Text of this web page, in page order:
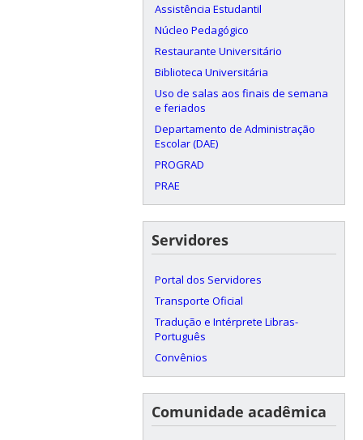
Assistência Estudantil
Núcleo Pedagógico
Restaurante Universitário
Biblioteca Universitária
Uso de salas aos finais de semana
e feriados
Departamento de Administração
Escolar (DAE)
PROGRAD
PRAE
Servidores
Portal dos Servidores
Transporte Oficial
Tradução e Intérprete Libras-
Português
Convênios
Comunidade acadêmica